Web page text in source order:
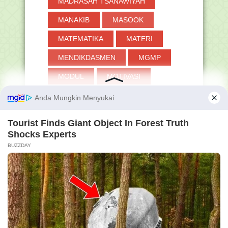
►2017(371)
MANAKIB MASOOK
MATEMATIKA MATERI
MENDIKDASMEN MGMP
MODUL MOTIVASI
MP3 MUHARRAM
MYASN
MYSAPK NAIK PANGKAT
NASIONAL NISN
NPSN NU OMI
OPINI PANDUAN